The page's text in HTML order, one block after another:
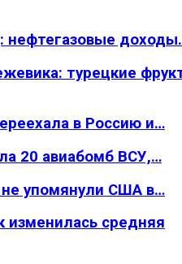
нефтегазовые
турецкие
в Россию и…
20 авиабомб ВСУ,…
не упомянули США в…
изменилась средняя